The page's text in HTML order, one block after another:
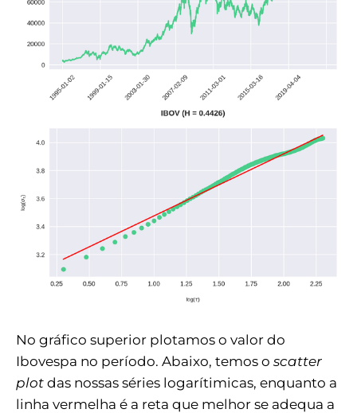
No gráfico superior plotamos o valor do
Ibovespa no período. Abaixo, temos o scatter
plot das nossas séries logarítimicas, enquanto a
linha vermelha é a reta que melhor se adequa a